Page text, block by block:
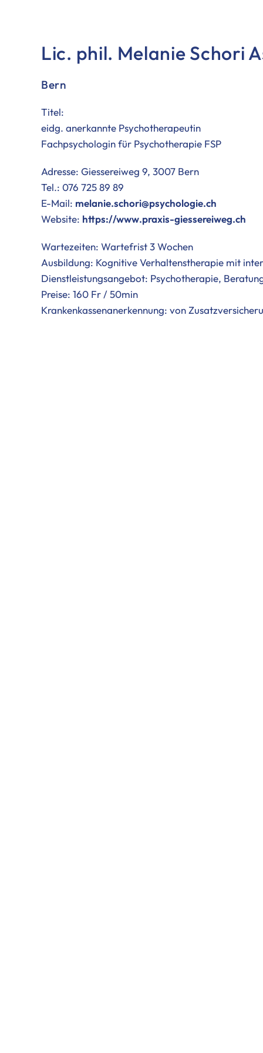
Lic. phil. Melanie Schori
Bern
Titel:
eidg. anerkannte Psychotherapeutin
Fachpsychologin für Psychotherapie FSP
Adresse: Giessereiweg 9, 3007 Bern
Tel.: 076 725 89 89
E-Mail: melanie.schori@psychologie.ch
Website: https://www.praxis-giessereiweg.ch
Wartezeiten: Wartefrist 3 Wochen
Ausbildung: Kognitive Verhaltenstherapie mit
Dienstleistungsangebot: Psychotherapie,
Preise: 160 Fr / 50min
Krankenkassenanerkennung: von